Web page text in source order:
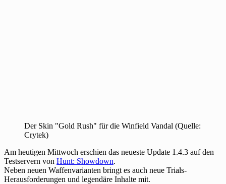
Der Skin "Gold Rush" für die Winfield Vandal (Quelle:
Crytek)
Am heutigen Mittwoch erschien das neueste Update 1.4.3 auf den
Testservern von Hunt: Showdown.
Neben neuen Waffenvarianten bringt es auch neue Trials-
Herausforderungen und legendäre Inhalte mit.